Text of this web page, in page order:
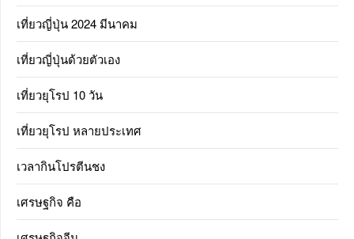
เที่ยวญี่ปุ่น 2024 มีนาคม
เที่ยวญี่ปุ่นด้วยตัวเอง
เที่ยวยุโรป 10 วัน
เที่ยวยุโรป หลายประเทศ
เวลากินโปรตีนชง
เศรษฐกิจ คือ